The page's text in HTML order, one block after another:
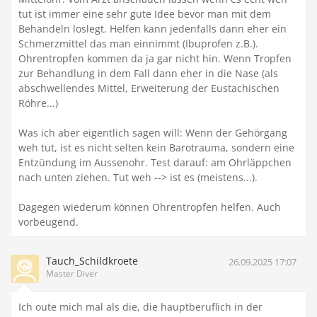
tut ist immer eine sehr gute Idee bevor man mit dem
Behandeln loslegt. Helfen kann jedenfalls dann eher ein
Schmerzmittel das man einnimmt (Ibuprofen z.B.).
Ohrentropfen kommen da ja gar nicht hin. Wenn Tropfen
zur Behandlung in dem Fall dann eher in die Nase (als
abschwellendes Mittel, Erweiterung der Eustachischen
Röhre...)
Was ich aber eigentlich sagen will: Wenn der Gehörgang
weh tut, ist es nicht selten kein Barotrauma, sondern eine
Entzündung im Aussenohr. Test darauf: am Ohrläppchen
nach unten ziehen. Tut weh --> ist es (meistens...).
Dagegen wiederum können Ohrentropfen helfen. Auch
vorbeugend.
Tauch_Schildkroete
Master Diver
26.09.2025 17:07
Ich oute mich mal als die, die hauptberuflich in der